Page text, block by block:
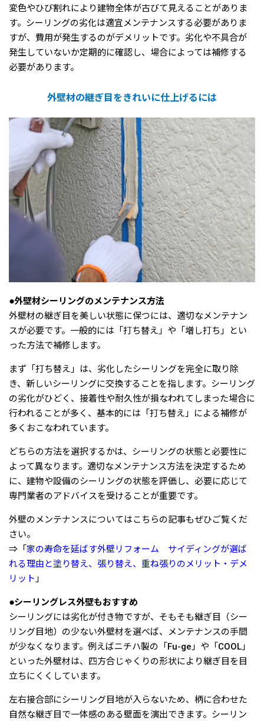
変色やひび割れにより建物全体が古びて見えることがありま
す。シーリングの劣化は適宜メンテナンスする必要がありま
すが、費用が発生するのがデメリットです。劣化や不具合が
発生していないか定期的に確認し、場合によっては補修する
必要があります。
外壁材の継ぎ目をきれいに仕上げるには
●外壁材シーリングのメンテナンス方法
外壁材の継ぎ目を美しい状態に保つには、適切なメンテナン
スが必要です。一般的には「打ち替え」や「増し打ち」とい
った方法で補修します。
まず「打ち替え」は、劣化したシーリングを完全に取り除
き、新しいシーリングに交換することを指します。シーリング
の劣化がひどく、接着性や耐久性が損なわれてしまった場合に
行われることが多く、基本的には「打ち替え」による補修が
多くおこなわれています。
どちらの方法を選択するかは、シーリングの状態と必要性に
よって異なります。適切なメンテナンス方法を決定するため
に、建物や設備のシーリングの状態を評価し、必要に応じて
専門業者のアドバイスを受けることが重要です。
外壁のメンテナンスについてはこちらの記事もぜひご覧くだ
さい。
⇒「 家の寿命を延ばす外壁リフォーム サイディングが選ば
れる理由と塗り替え、張り替え、重ね張りのメリット・デメ
リット 」
●シーリングレス外壁もおすすめ
シーリングには劣化が付き物ですが、そもそも継ぎ目（シー
リング目地）の少ない外壁材を選べば、メンテナンスの手間
が少なくなります。例えばニチハ製の「Fu-ge」や「COOL」
といった外壁材は、四方合じゃくりの形状により継ぎ目を目
立ちにくくしています。
左右接合部にシーリング目地が入らないため、柄に合わせた
自然な継ぎ目で一体感のある壁面を演出できます。シーリン